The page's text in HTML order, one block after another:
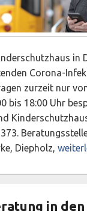
in
Corona-
zurzeit nur
bis 18:00 Uhr
Diepholz,
in den